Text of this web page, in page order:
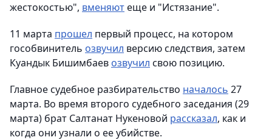
жестокостью", вменяютеще и "Истязание".
11 марта прошел первый процесс, на котором
гособвинитель озвучил версию следствия, затем
Куандык Бишимбаев озвучил свою позицию.
Главное судебное разбирательство началось 27
марта. Во время второго судебного заседания (29
марта) брат Салтанат Нукеновой рассказал, как и
когда они узнали о ее убийстве.